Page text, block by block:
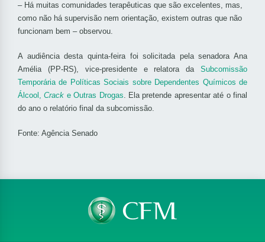
– Há muitas comunidades terapêuticas que são excelentes, mas,
como não há supervisão nem orientação, existem outras que não
funcionam bem – observou.
A audiência desta quinta-feira foi solicitada pela senadora Ana
Amélia (PP-RS), vice-presidente e relatora da Subcomissão
Temporária de Políticas Sociais sobre Dependentes Químicos de
Álcool,Crack e Outras Drogas. Ela pretende apresentar até o final
do ano o relatório final da subcomissão.
Fonte: Agência Senado